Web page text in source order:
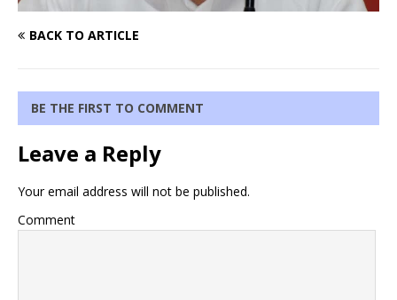
BACK TO ARTICLE
BE THE FIRST TO COMMENT
Leave a Reply
Your email address will not be published.
Comment